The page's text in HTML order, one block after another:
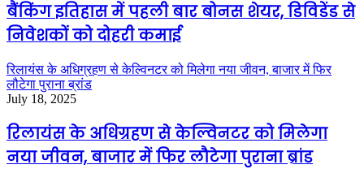
बैंकिंग इतिहास में पहली बार बोनस शेयर, डिविडेंड से
निवेशकों को दोहरी कमाई
रिलायंस के अधिग्रहण से केल्विनटर को मिलेगा नया जीवन, बाजार में फिर
लौटेगा पुराना ब्रांड
July 18, 2025
रिलायंस के अधिग्रहण से केल्विनटर को मिलेगा
नया जीवन, बाजार में फिर लौटेगा पुराना ब्रांड